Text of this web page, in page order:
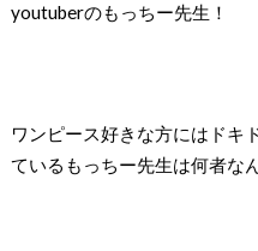
youtuberのもっちー先生！
ワンピース好きな方にはドキ
ているもっちー先生は何者な